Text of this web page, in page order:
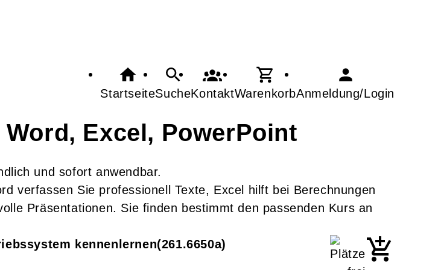
StartseiteSucheKontaktWarenkorbAnmeldung/Login
Excel, PowerPoint
und sofort anwendbar.
verfassen Sie professionell Texte, Excel hilft bei Berechnungen
Präsentationen. Sie finden bestimmt den passenden Kurs an
kennenlernen 261.6650a